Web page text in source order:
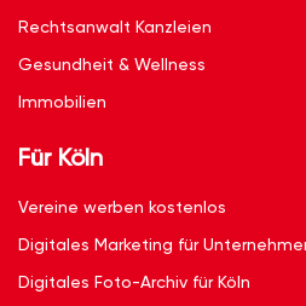
Rechtsanwalt Kanzleien
Gesundheit & Wellness
Immobilien
Für Köln
Vereine werben kostenlos
Digitales Marketing für
Digitales Foto-Archiv für Köln